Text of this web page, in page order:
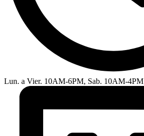
Lun. a Vier. 10AM-6PM, Sab. 10AM-4PM